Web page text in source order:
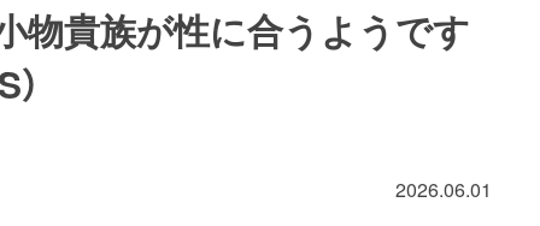
物貴族が性に合うようです
2026.06.01